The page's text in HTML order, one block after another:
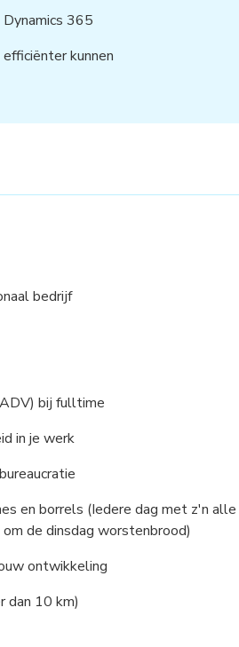
365
kunnen
bedrijf
bij fulltime
in je werk
en borrels (Iedere dag met z'n alle
de dinsdag worstenbrood)
ontwikkeling
dan 10 km)